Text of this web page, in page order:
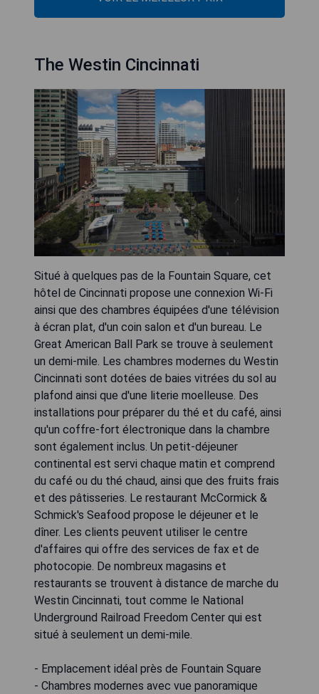
The Westin Cincinnati
Situé à quelques pas de la Fountain Square, cet
hôtel de Cincinnati propose une connexion Wi-Fi
ainsi que des chambres équipées d'une télévision
à écran plat, d'un coin salon et d'un bureau. Le
Great American Ball Park se trouve à seulement
un demi-mile. Les chambres modernes du Westin
Cincinnati sont dotées de baies vitrées du sol au
plafond ainsi que d'une literie moelleuse. Des
installations pour préparer du thé et du café, ainsi
qu'un coffre-fort électronique dans la chambre
sont également inclus. Un petit-déjeuner
continental est servi chaque matin et comprend
du café ou du thé chaud, ainsi que des fruits frais
et des pâtisseries. Le restaurant McCormick &
Schmick's Seafood propose le déjeuner et le
dîner. Les clients peuvent utiliser le centre
d'affaires qui offre des services de fax et de
photocopie. De nombreux magasins et
restaurants se trouvent à distance de marche du
Westin Cincinnati, tout comme le National
Underground Railroad Freedom Center qui est
situé à seulement un demi-mile.
- Emplacement idéal près de Fountain Square
- Chambres modernes avec vue panoramique